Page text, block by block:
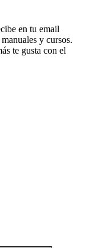
en tu email
y cursos.
te gusta con el